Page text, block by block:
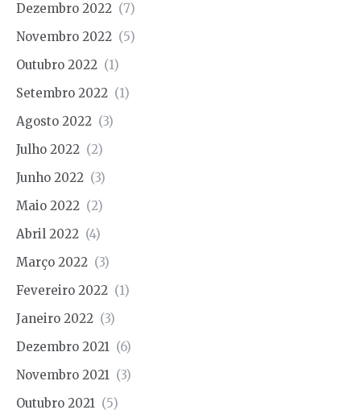
Dezembro 2022 (7)
Novembro 2022 (5)
Outubro 2022 (1)
Setembro 2022 (1)
Agosto 2022 (3)
Julho 2022 (2)
Junho 2022 (3)
Maio 2022 (2)
Abril 2022 (4)
Março 2022 (3)
Fevereiro 2022 (1)
Janeiro 2022 (3)
Dezembro 2021 (6)
Novembro 2021 (3)
Outubro 2021 (5)